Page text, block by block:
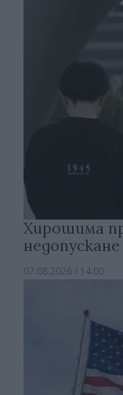
Хирошима
07.08.2026 / 14:00